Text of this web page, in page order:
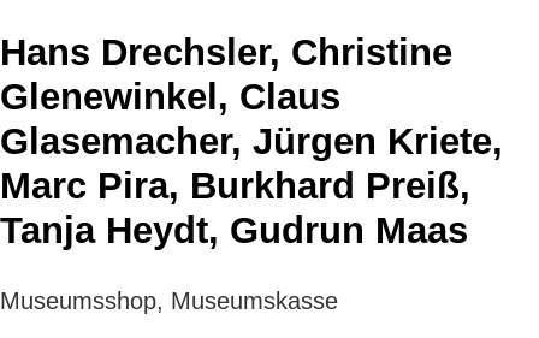
Hans Drechsler, Christine
Glenewinkel, Claus
Glasemacher, Jürgen Kriete,
Marc Pira, Burkhard Preiß,
Tanja Heydt, Gudrun Maas
Museumsshop, Museumskasse